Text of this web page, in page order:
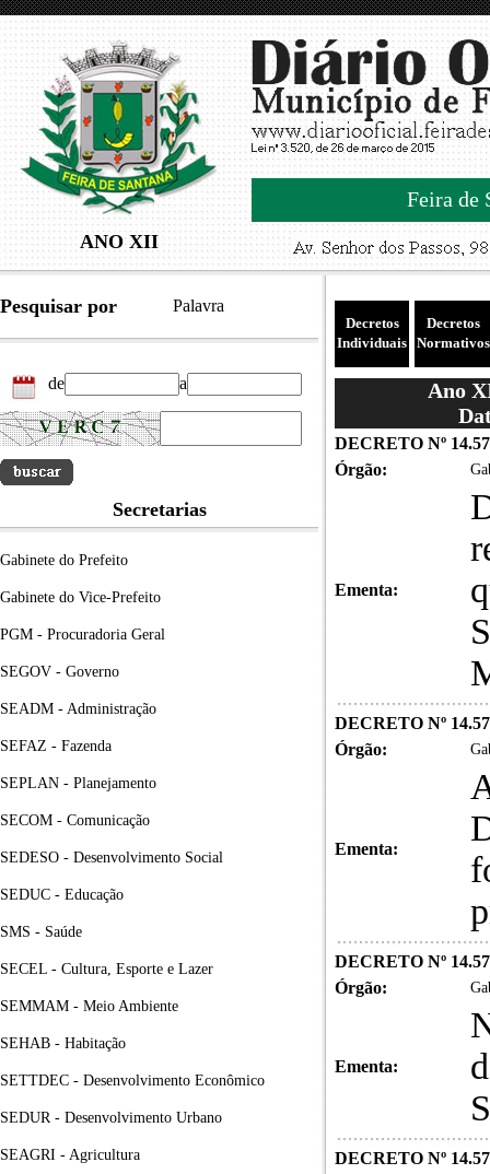
ANO XII
Feira de
Pesquisar por Palavra
de a
Secretarias
Gabinete do Prefeito
Gabinete do Vice-Prefeito
PGM - Procuradoria Geral
SEGOV - Governo
SEADM - Administração
SEFAZ - Fazenda
SEPLAN - Planejamento
SECOM - Comunicação
SEDESO - Desenvolvimento Social
SEDUC - Educação
SMS - Saúde
SECEL - Cultura, Esporte e Lazer
SEMMAM - Meio Ambiente
SEHAB - Habitação
SETTDEC - Desenvolvimento Econômico
SEDUR - Desenvolvimento Urbano
SEAGRI - Agricultura
Decretos
Individuais
Decretos
Normativos
Ano
DECRETO Nº
Órgão:
Ementa:
DECRETO Nº
Órgão:
Ementa:
DECRETO Nº
Órgão:
Ementa:
DECRETO Nº